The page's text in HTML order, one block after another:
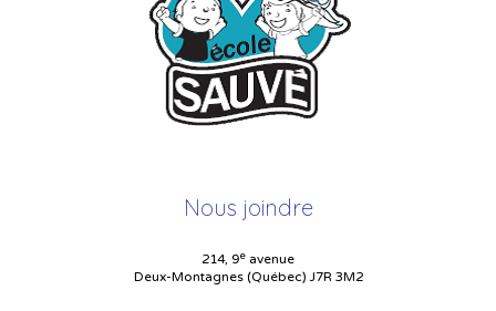
Nous joindre
214, 9e avenue
Deux-Montagnes (Québec) J7R 3M2